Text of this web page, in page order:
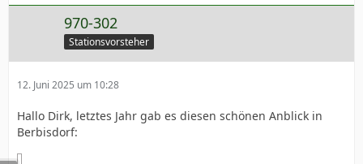
970-302
Stationsvorsteher
12. Juni 2025 um 10:28
Hallo Dirk, letztes Jahr gab es diesen schönen Anblick in
Berbisdorf: